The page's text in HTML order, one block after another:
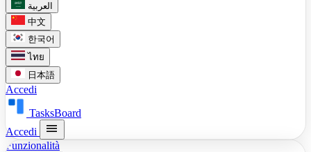
العربية
中文
한국어
ไทย
日本語
Accedi
TasksBoard
Accedi
menu
Funzionalità